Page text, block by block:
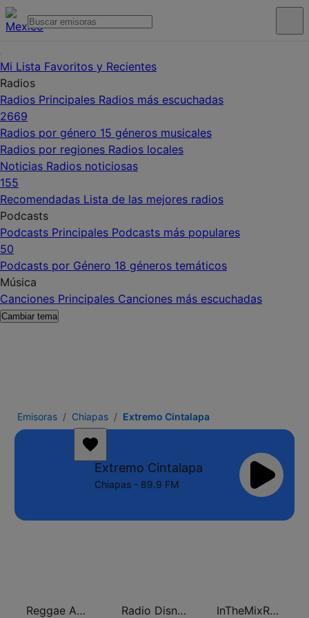
Mi Lista Favoritos y Recientes
Radios
Radios Principales Radios más escuchadas
2669
Radios por género 15 géneros musicales
Radios por regiones Radios locales
Noticias Radios noticiosas
155
Recomendadas Lista de las mejores radios
Podcasts
Podcasts Principales Podcasts más populares
50
Podcasts por Género 18 géneros temáticos
Música
Canciones Principales Canciones más escuchadas
Cambiar tema
Emisoras Chiapas Extremo Cintalapa
Extremo Cintalapa
Chiapas - 89.9 FM
Reggae Ambassadors Radio Radio Disney México InTheMixRadio